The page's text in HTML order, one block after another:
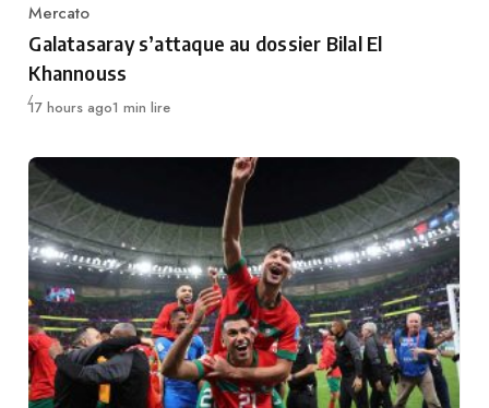
Category
Mercato
Galatasaray s’attaque au dossier Bilal El
Khannouss
Publié
17 hours ago1 min lire